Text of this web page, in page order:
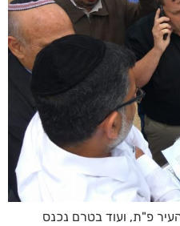
פ"ת, ועוד בטרם נכנס